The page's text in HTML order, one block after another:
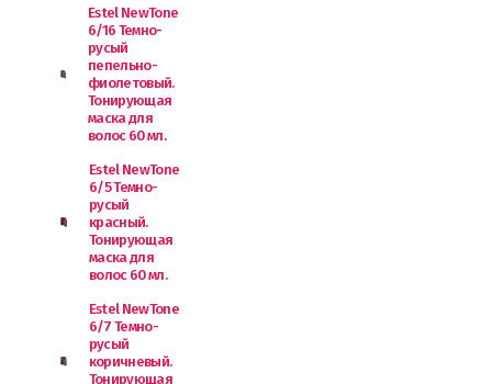
Estel NewTone
6/16 Темно-
русый
пепельно-
фиолетовый.
Тонирующая
маска для
волос 60 мл.
Estel NewTone
6/5 Темно-
русый
красный.
Тонирующая
маска для
волос 60 мл.
Estel NewTone
6/7 Темно-
русый
коричневый.
Тонирующая